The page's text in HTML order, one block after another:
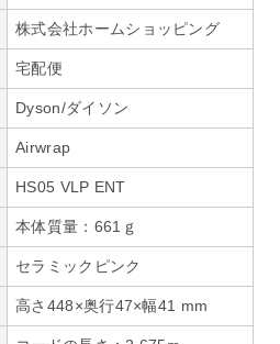
株式会社ホームショッピング
宅配便
Dyson/ダイソン
Airwrap
HS05 VLP ENT
本体質量：661ｇ
セラミックピンク
高さ448×奥行47×幅41 mm